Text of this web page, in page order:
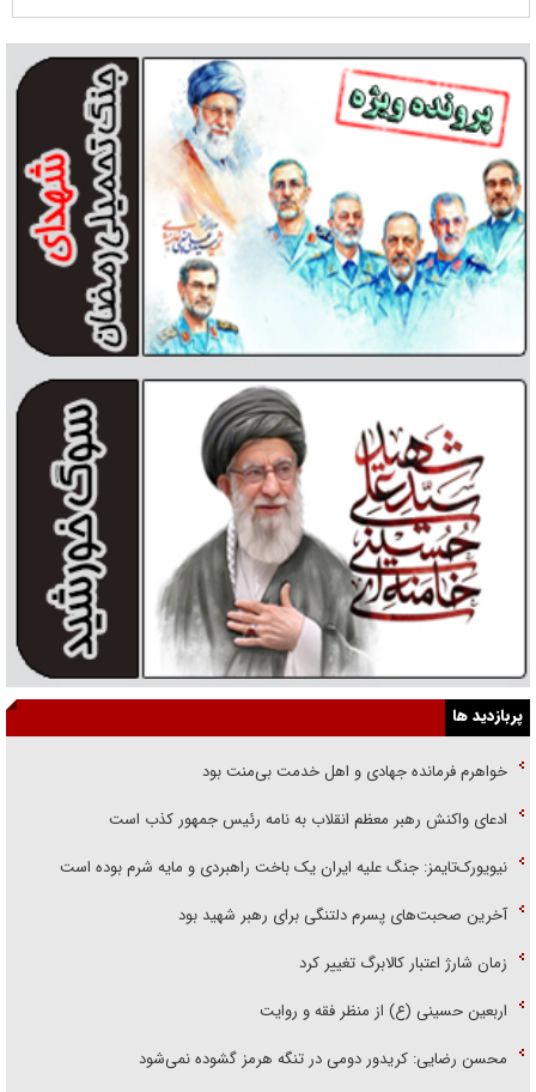
پربازدید ها
خواهرم فرمانده جهادی و اهل خدمت بی‌منت بود
ادعای واکنش رهبر معظم انقلاب به نامه رئیس جمهور کذب است
نیویورک‌تایمز: جنگ علیه ایران یک باخت راهبردی و مایه شرم بوده است
آخرین صحبت‌های پسرم دلتنگی برای رهبر شهید بود
زمان شارژ اعتبار کالابرگ تغییر کرد
اربعین حسینی (ع) از منظر فقه و روایت
محسن رضایی: کریدور دومی در تنگه هرمز گشوده نمی‌شود